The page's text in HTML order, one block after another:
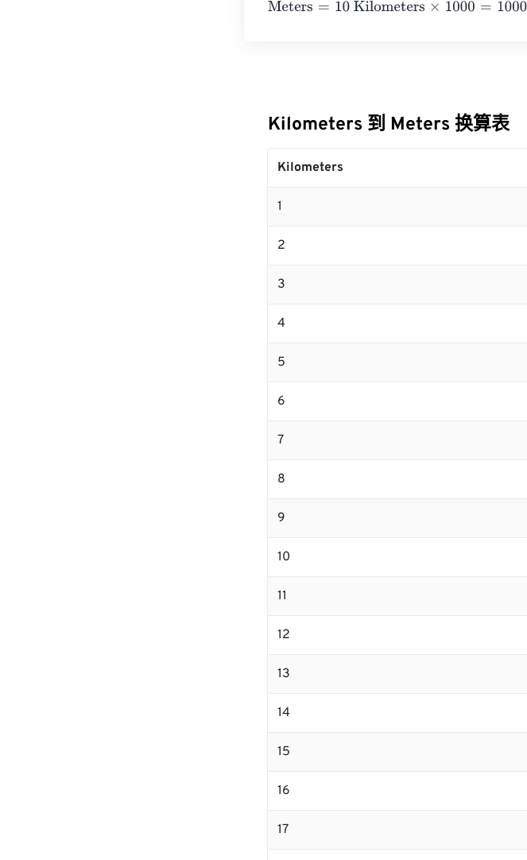
Meters= 10 Kilometers×1000= 10000 Meters
Kilometers 到 Meters 换算表
Kilometers
1
2
3
4
5
6
7
8
9
10
11
12
13
14
15
16
17